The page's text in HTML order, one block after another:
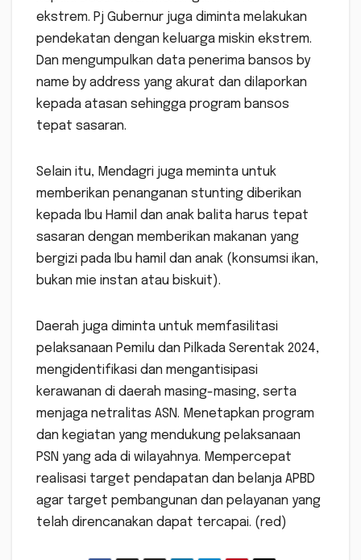
ekstrem. Pj Gubernur juga diminta melakukan
pendekatan dengan keluarga miskin ekstrem.
Dan mengumpulkan data penerima bansos by
name by address yang akurat dan dilaporkan
kepada atasan sehingga program bansos
tepat sasaran.
Selain itu, Mendagri juga meminta untuk
memberikan penanganan stunting diberikan
kepada Ibu Hamil dan anak balita harus tepat
sasaran dengan memberikan makanan yang
bergizi pada Ibu hamil dan anak (konsumsi ikan,
bukan mie instan atau biskuit).
Daerah juga diminta untuk memfasilitasi
pelaksanaan Pemilu dan Pilkada Serentak 2024,
mengidentifikasi dan mengantisipasi
kerawanan di daerah masing-masing, serta
menjaga netralitas ASN. Menetapkan program
dan kegiatan yang mendukung pelaksanaan
PSN yang ada di wilayahnya. Mempercepat
realisasi target pendapatan dan belanja APBD
agar target pembangunan dan pelayanan yang
telah direncanakan dapat tercapai. (red)